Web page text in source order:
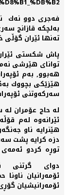
فەجری دوو نەك
بەلچكە قازانج
تەنها ئێران
پاش شكستی
توانای هێرشی
هەبوو, بەم
هێزێكی بچووك
سەركەوتنی
لە حاج عۆمران
ئێرانەوە لەم
دزە كرایە پشت
توڕە كردو
دوای گرتنی
ئۆمەرانیان
ئۆمەرانیشیان